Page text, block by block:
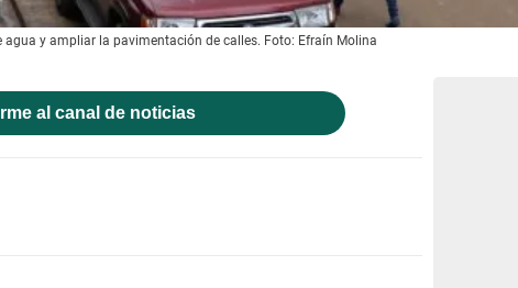
agua y ampliar la pavimentación de calles. Foto: Efraín Molina
al canal de noticias